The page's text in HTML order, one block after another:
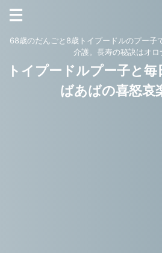
68歳のだんごと8歳トイプードルのプー子
介護。長寿の秘訣はオロ
トイプードルプー子と
ばあばの喜怒哀